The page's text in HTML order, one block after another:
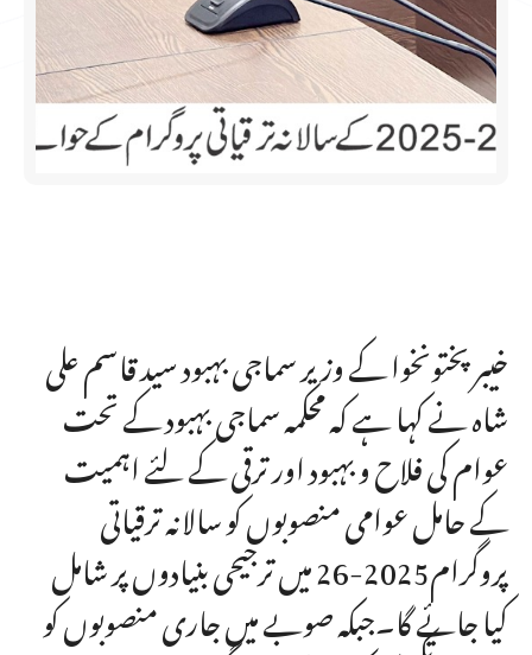
خیبر پختونخوا کے وزیر سماجی بہبود سید قاسم علی
شاہ نے کہا ہے کہ محکمہ سماجی بہبود کے تحت
عوام کی فلاح و بہبود اور ترقی کے لئے اہمیت
کے حامل عوامی منصوبوں کو سالانہ ترقیاتی
پروگرام2025-26 میں ترجیحی بنیادوں پر شامل
کیا جائے گا۔جبکہ صوبے میں جاری منصوبوں کو